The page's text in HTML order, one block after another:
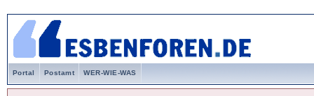
Portal Postamt WER-WIE-WAS